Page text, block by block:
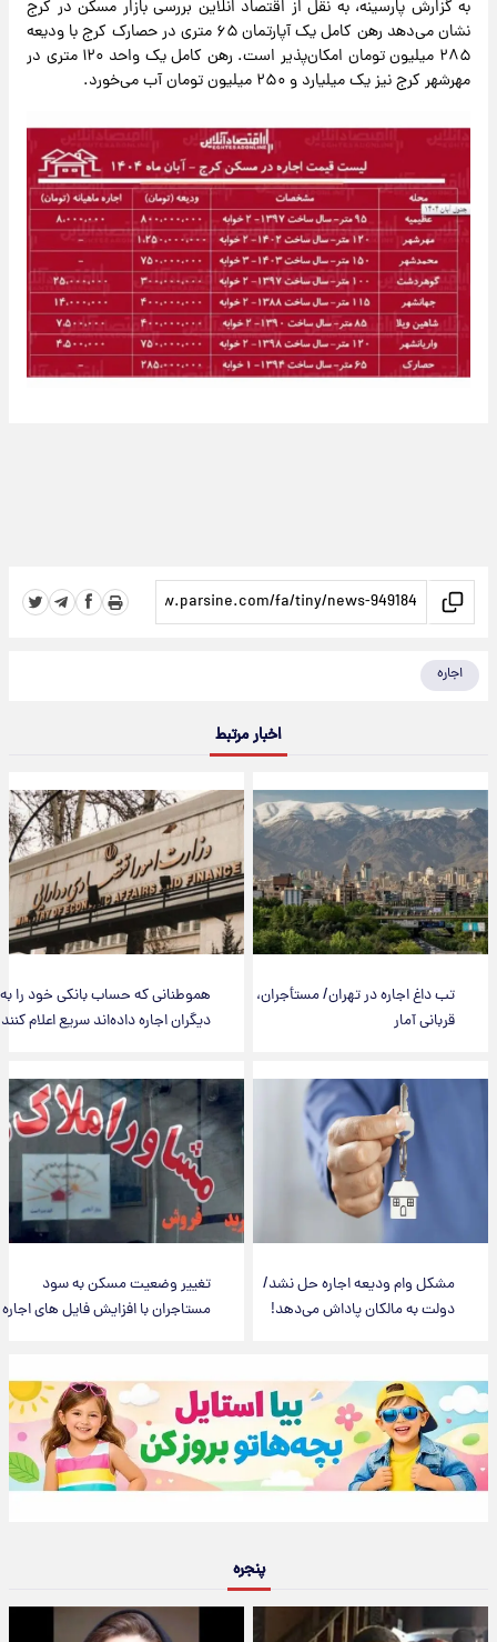
به گزارش پارسینه، به نقل از اقتصاد انلاین بررسی بازار مسکن در کرج
نشان می‌دهد رهن کامل یک آپارتمان ۶۵ متری در حصارک کرج با ودیعه
۲۸۵ میلیون تومان امکان‌پذیر است. رهن کامل یک واحد ۱۲۰ متری در
مهرشهر کرج نیز یک میلیارد و ۲۵۰ میلیون تومان آب می‌خورد.
اجاره
اخبار مرتبط
تب داغ اجاره در تهران/ مستأجران،
قربانی آمار
هموطنانی که حساب بانکی خود را به
دیگران اجاره داده‌اند سریع اعلام کنند
مشکل وام ودیعه اجاره حل نشد/
دولت به مالکان پاداش می‌دهد!
تغییر وضعیت مسکن به سود
مستاجران با افزایش فایل های اجاره
پنجره